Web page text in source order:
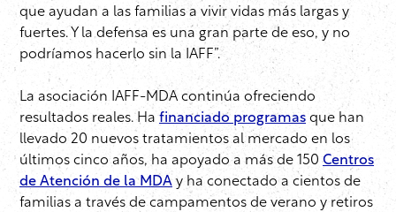
que ayudan a las familias a vivir vidas más largas y
fuertes. Y la defensa es una gran parte de eso, y no
podríamos hacerlo sin la IAFF”.
La asociación IAFF-MDA continúa ofreciendo
resultados reales. Ha financiado programas que han
llevado 20 nuevos tratamientos al mercado en los
últimos cinco años, ha apoyado a más de 150Centros
de Atención de la MDAy ha conectado a cientos de
familias a través de campamentos de verano y retiros